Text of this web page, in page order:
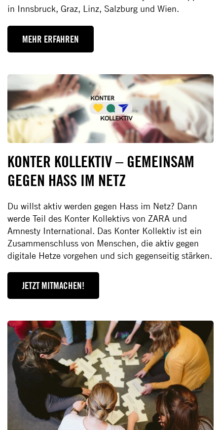
in Innsbruck, Graz, Linz, Salzburg und Wien.
MEHR ERFAHREN
KONTER KOLLEKTIV – GEMEINSAM
GEGEN HASS IM NETZ
Du willst aktiv werden gegen Hass im Netz? Dann
werde Teil des Konter Kollektivs von ZARA und
Amnesty International. Das Konter Kollektiv ist ein
Zusammenschluss von Menschen, die aktiv gegen
digitale Hetze vorgehen und sich gegenseitig stärken.
JETZT MITMACHEN!